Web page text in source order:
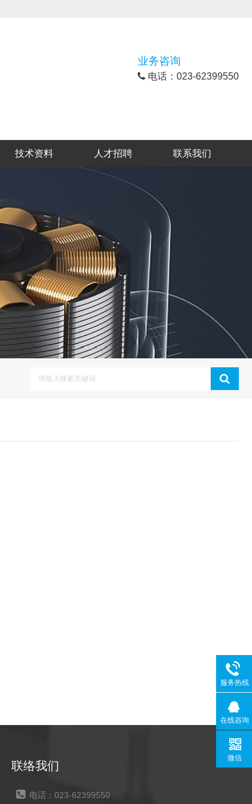
业务咨询
电话：023-62399550
技术资料 人才招聘 联系我们
联络我们
电话：023-62399550
服务热线
在线咨询
微信